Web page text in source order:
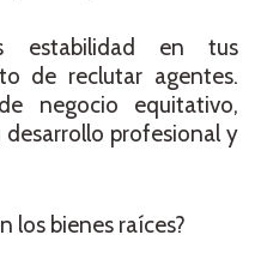
estabilidad en tus
de reclutar agentes.
negocio equitativo,
profesional y
los bienes raíces?